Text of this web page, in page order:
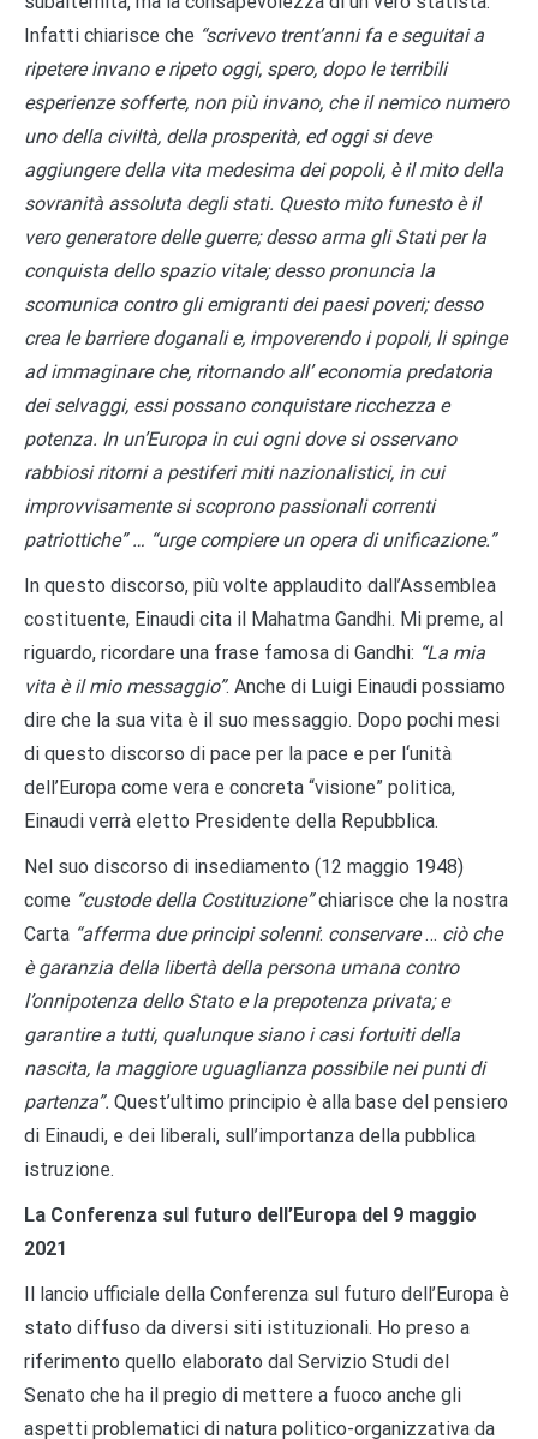
Infatti chiarisce che “scrivevo trent’anni fa e seguitai a
ripetere invano e ripeto oggi, spero, dopo le terribili
esperienze sofferte, non più invano, che il nemico numero
uno della civiltà, della prosperità, ed oggi si deve
aggiungere della vita medesima dei popoli, è il mito della
sovranità assoluta degli stati. Questo mito funesto è il
vero generatore delle guerre; desso arma gli Stati per la
conquista dello spazio vitale; desso pronuncia la
scomunica contro gli emigranti dei paesi poveri; desso
crea le barriere doganali e, impoverendo i popoli, li spinge
ad immaginare che, ritornando all’ economia predatoria
dei selvaggi, essi possano conquistare ricchezza e
potenza. In un’Europa in cui ogni dove si osservano
rabbiosi ritorni a pestiferi miti nazionalistici, in cui
improvvisamente si scoprono passionali correnti
patriottiche” … “urge compiere un opera di unificazione.”
In questo discorso, più volte applaudito dall’Assemblea
costituente, Einaudi cita il Mahatma Gandhi. Mi preme, al
riguardo, ricordare una frase famosa di Gandhi: “La mia
vita è il mio messaggio”. Anche di Luigi Einaudi possiamo
dire che la sua vita è il suo messaggio. Dopo pochi mesi
di questo discorso di pace per la pace e per l‘unità
dell’Europa come vera e concreta “visione” politica,
Einaudi verrà eletto Presidente della Repubblica.
Nel suo discorso di insediamento (12 maggio 1948)
come “custode della Costituzione”chiarisce che la nostra
Carta “afferma due principi solenni: conservare… ciò che
è garanzia della libertà della persona umana contro
l’onnipotenza dello Stato e la prepotenza privata; e
garantire a tutti, qualunque siano i casi fortuiti della
nascita, la maggiore uguaglianza possibile nei punti di
partenza”. Quest’ultimo principio è alla base del pensiero
di Einaudi, e dei liberali, sull’importanza della pubblica
istruzione.
La Conferenza sul futuro dell’Europa del 9 maggio
2021
Il lancio ufficiale della Conferenza sul futuro dell’Europa è
stato diffuso da diversi siti istituzionali. Ho preso a
riferimento quello elaborato dal Servizio Studi del
Senato che ha il pregio di mettere a fuoco anche gli
aspetti problematici di natura politico-organizzativa da